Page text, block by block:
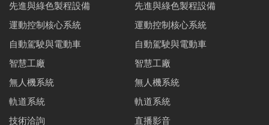
先進與綠色製程設備
運動控制核心系統
自動駕駛與電動車
智慧工廠
無人機系統
軌道系統
技術洽詢
先進與綠色製程設備
運動控制核心系統
自動駕駛與電動車
智慧工廠
無人機系統
軌道系統
直播影音